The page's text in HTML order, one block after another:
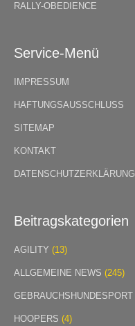
RALLY-OBEDIENCE
Service-Menü
IMPRESSUM
HAFTUNGSAUSSCHLUSS
SITEMAP
KONTAKT
DATENSCHUTZERKLÄRUNG
Beitragskategorien
AGILITY (13)
ALLGEMEINE NEWS (245)
GEBRAUCHSHUNDESPORT
HOOPERS (4)